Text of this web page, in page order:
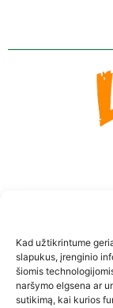
Kad užtikrintume
slapukus, įrenginio
šiomis
naršymo elgsena ar
sutikimą, kai kurios